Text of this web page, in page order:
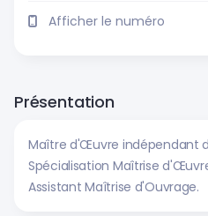
Afficher le numéro
Présentation
Maître d'Œuvre indépendant
Spécialisation Maîtrise
Assistant Maîtrise d'Ouvrage.